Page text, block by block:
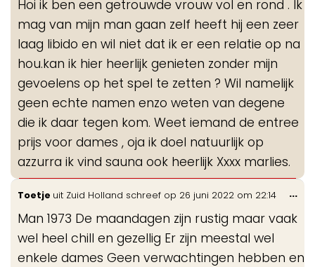
Hoi ik ben een getrouwde vrouw vol en rond . Ik
mag van mijn man gaan zelf heeft hij een zeer
laag libido en wil niet dat ik er een relatie op na
hou.kan ik hier heerlijk genieten zonder mijn
gevoelens op het spel te zetten ? Wil namelijk
geen echte namen enzo weten van degene
die ik daar tegen kom. Weet iemand de entree
prijs voor dames , oja ik doel natuurlijk op
azzurra ik vind sauna ook heerlijk Xxxx marlies.
Toetje uit Zuid Holland schreef op 26 juni 2022 om 22:14
Man 1973 De maandagen zijn rustig maar vaak
wel heel chill en gezellig Er zijn meestal wel
enkele dames Geen verwachtingen hebben en
...